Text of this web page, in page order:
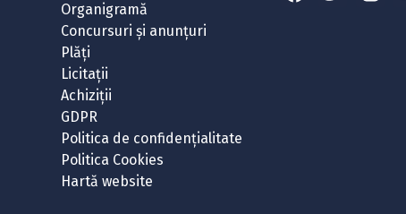
Organigramă
Concursuri și anunțuri
Plăți
Licitații
Achiziții
GDPR
Politica de confidențialitate
Politica Cookies
Hartă website